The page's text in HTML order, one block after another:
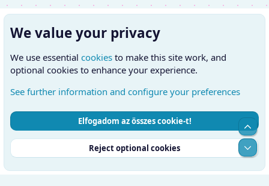
Hungarian (HU)
Kapcsolatfelvétel
Feltételek és szabályok
Adatvédelmi szabályzat
Súgó
Kezdőlap
RSS
We value your privacy
We use essential cookies to make this site work, and
optional cookies to enhance your experience.
See further information and configure your preferences
Elfogadom az összes cookie-t!
Reject optional cookies
Top
Alul